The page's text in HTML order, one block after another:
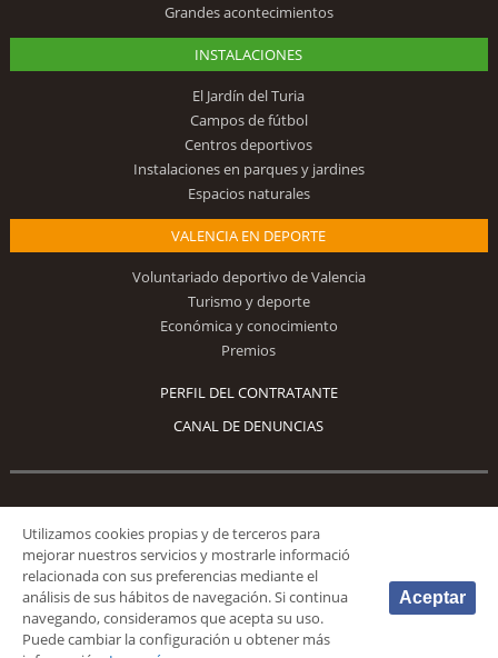
Grandes acontecimientos
INSTALACIONES
El Jardín del Turia
Campos de fútbol
Centros deportivos
Instalaciones en parques y jardines
Espacios naturales
VALENCIA EN DEPORTE
Voluntariado deportivo de Valencia
Turismo y deporte
Económica y conocimiento
Premios
PERFIL DEL CONTRATANTE
CANAL DE DENUNCIAS
Síguenos
© 2026 Fundación Deportiva Municipal Valencia |AVISO LEGAL
Utilizamos cookies propias y de terceros para
mejorar nuestros servicios y mostrarle informació
relacionada con sus preferencias mediante el
análisis de sus hábitos de navegación. Si continua
navegando, consideramos que acepta su uso.
Puede cambiar la configuración u obtener más
Aceptar